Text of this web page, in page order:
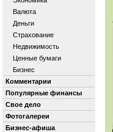
Валюта
Деньги
Страхование
Недвижимость
Ценные бумаги
Бизнес
Комментарии
Популярные финансы
Свое дело
Фотогалереи
Бизнес-афиша